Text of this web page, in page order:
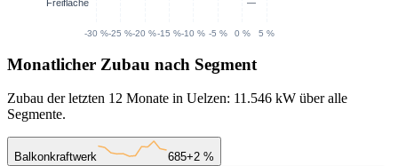
Monatlicher Zubau nach Segment
Zubau der letzten 12 Monate in Uelzen: 11.546 kW über alle
Segmente.
Balkonkraftwerk 685+2 %